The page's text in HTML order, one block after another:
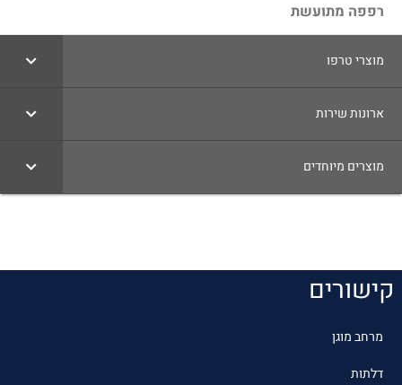
רפפה מתועשת
מוצרי טרפו
ארונות שירות
מוצרים מיוחדים
קישורים
מרחב מוגן
דלתות